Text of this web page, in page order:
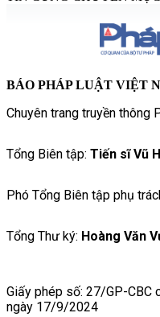
BÁO PHÁP LUẬT VIỆT
Chuyên trang truyền thông
Tổng Biên tập: Tiến sĩ Vũ
Phó Tổng Biên tập phụ
Tổng Thư ký: Hoàng Văn
Giấy phép số: 27/GP-CBC
ngày 17/9/2024